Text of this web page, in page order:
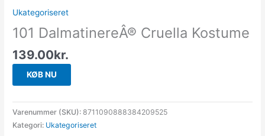
Ukategoriseret
101 DalmatinereÂ® Cruella Kostume
139.00kr.
KØB NU
Varenummer (SKU):8711090888384209525
Kategori: Ukategoriseret